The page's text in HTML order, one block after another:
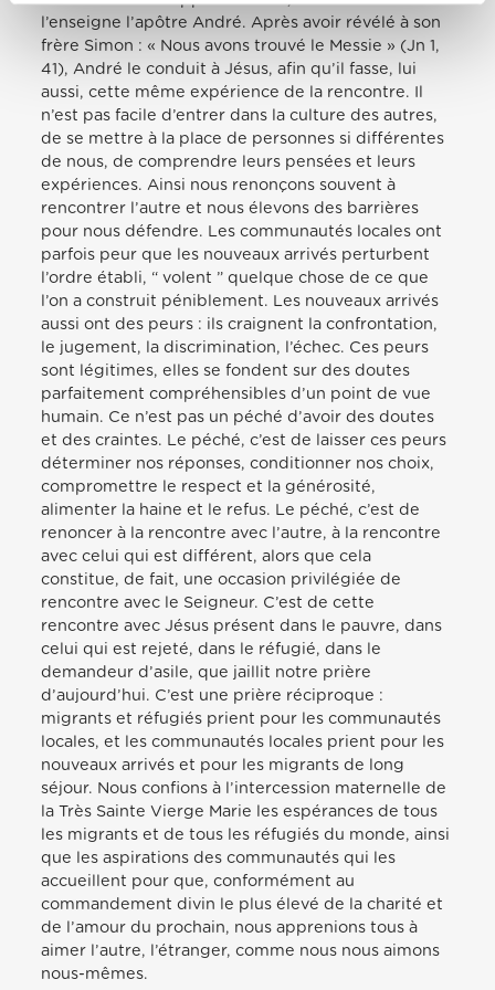
l’enseigne l’apôtre André. Après avoir révélé à son
frère Simon : « Nous avons trouvé le Messie » (Jn 1,
41), André le conduit à Jésus, afin qu’il fasse, lui
aussi, cette même expérience de la rencontre. Il
n’est pas facile d’entrer dans la culture des autres,
de se mettre à la place de personnes si différentes
de nous, de comprendre leurs pensées et leurs
expériences. Ainsi nous renonçons souvent à
rencontrer l’autre et nous élevons des barrières
pour nous défendre. Les communautés locales ont
parfois peur que les nouveaux arrivés perturbent
l’ordre établi, “ volent ” quelque chose de ce que
l’on a construit péniblement. Les nouveaux arrivés
aussi ont des peurs : ils craignent la confrontation,
le jugement, la discrimination, l’échec. Ces peurs
sont légitimes, elles se fondent sur des doutes
parfaitement compréhensibles d’un point de vue
humain. Ce n’est pas un péché d’avoir des doutes
et des craintes. Le péché, c’est de laisser ces peurs
déterminer nos réponses, conditionner nos choix,
compromettre le respect et la générosité,
alimenter la haine et le refus. Le péché, c’est de
renoncer à la rencontre avec l’autre, à la rencontre
avec celui qui est différent, alors que cela
constitue, de fait, une occasion privilégiée de
rencontre avec le Seigneur. C’est de cette
rencontre avec Jésus présent dans le pauvre, dans
celui qui est rejeté, dans le réfugié, dans le
demandeur d’asile, que jaillit notre prière
d’aujourd’hui. C’est une prière réciproque :
migrants et réfugiés prient pour les communautés
locales, et les communautés locales prient pour les
nouveaux arrivés et pour les migrants de long
séjour. Nous confions à l’intercession maternelle de
la Très Sainte Vierge Marie les espérances de tous
les migrants et de tous les réfugiés du monde, ainsi
que les aspirations des communautés qui les
accueillent pour que, conformément au
commandement divin le plus élevé de la charité et
de l’amour du prochain, nous apprenions tous à
aimer l’autre, l’étranger, comme nous nous aimons
nous-mêmes.